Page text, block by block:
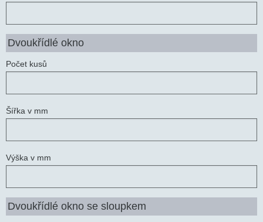
Dvoukřídlé okno
Počet kusů
Šířka v mm
Výška v mm
Dvoukřídlé okno se sloupkem